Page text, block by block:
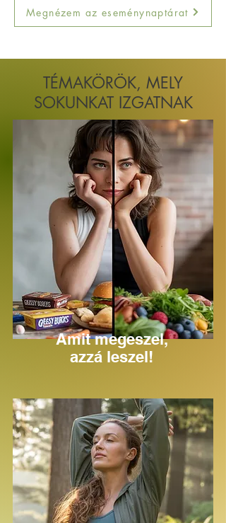
Megnézem az eseménynaptárat
TÉMAKÖRÖK, MELY
SOKUNKAT IZGATNAK
Fedezd fel, mit tehetsz
Amit megeszel,
azzá leszel!